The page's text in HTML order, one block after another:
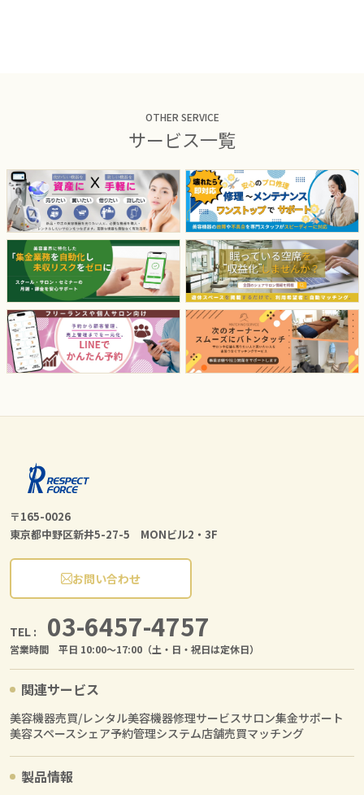
OTHER SERVICE
サービス一覧
〒165-0026
東京都中野区新井5-27-5 MONビル2・3F
お問い合わせ
TEL : 03-6457-4757
営業時間 平日 10:00〜17:00（土・日・祝日は定休日）
関連サービス
美容機器売買/レンタル美容機器修理サービスサロン集金サポート
美容スペースシェア予約管理システム店舗売買マッチング
製品情報